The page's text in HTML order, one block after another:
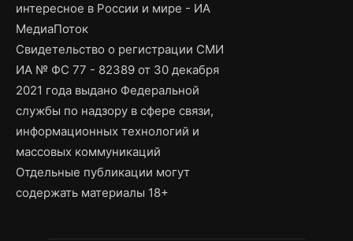
интересное в России и мире - ИА
МедиаПоток
Свидетельство о регистрации СМИ
ИА № ФС 77 - 82389 от 30 декабря
2021 года выдано Федеральной
службы по надзору в сфере связи,
информационных технологий и
массовых коммуникаций
Отдельные публикации могут
содержать материалы 18+